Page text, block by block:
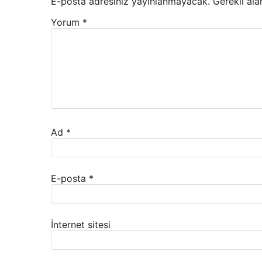
Yorum *
Ad *
E-posta *
İnternet sitesi